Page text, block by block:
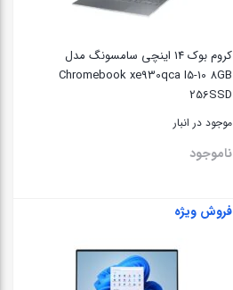
کروم بوک 14 اینچی سامسونگ مدل
Chromebook xe930qca I5-10 8GB
256SSD
موجود در انبار
ناموجود
بستن
فروش ویژه